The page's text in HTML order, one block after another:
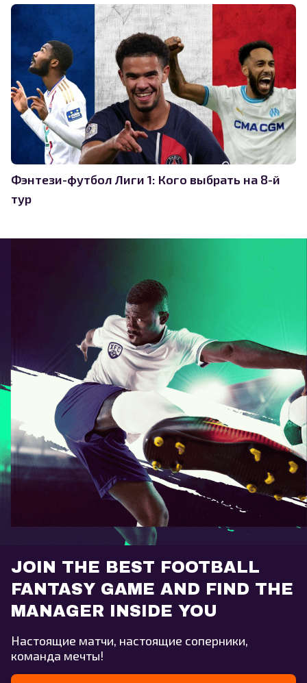
Фэнтези-футбол Лиги 1: Кого выбрать на 8-й
тур
JOIN THE BEST FOOTBALL
FANTASY GAME AND FIND THE
MANAGER INSIDE YOU
Настоящие матчи, настоящие соперники,
команда мечты!